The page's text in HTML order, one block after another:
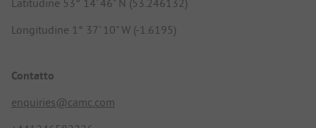
Latitudine 53° 14' 46" N (53.246132)
Longitudine 1° 37' 10" W (-1.6195)
Contatto
enquiries@camc.com